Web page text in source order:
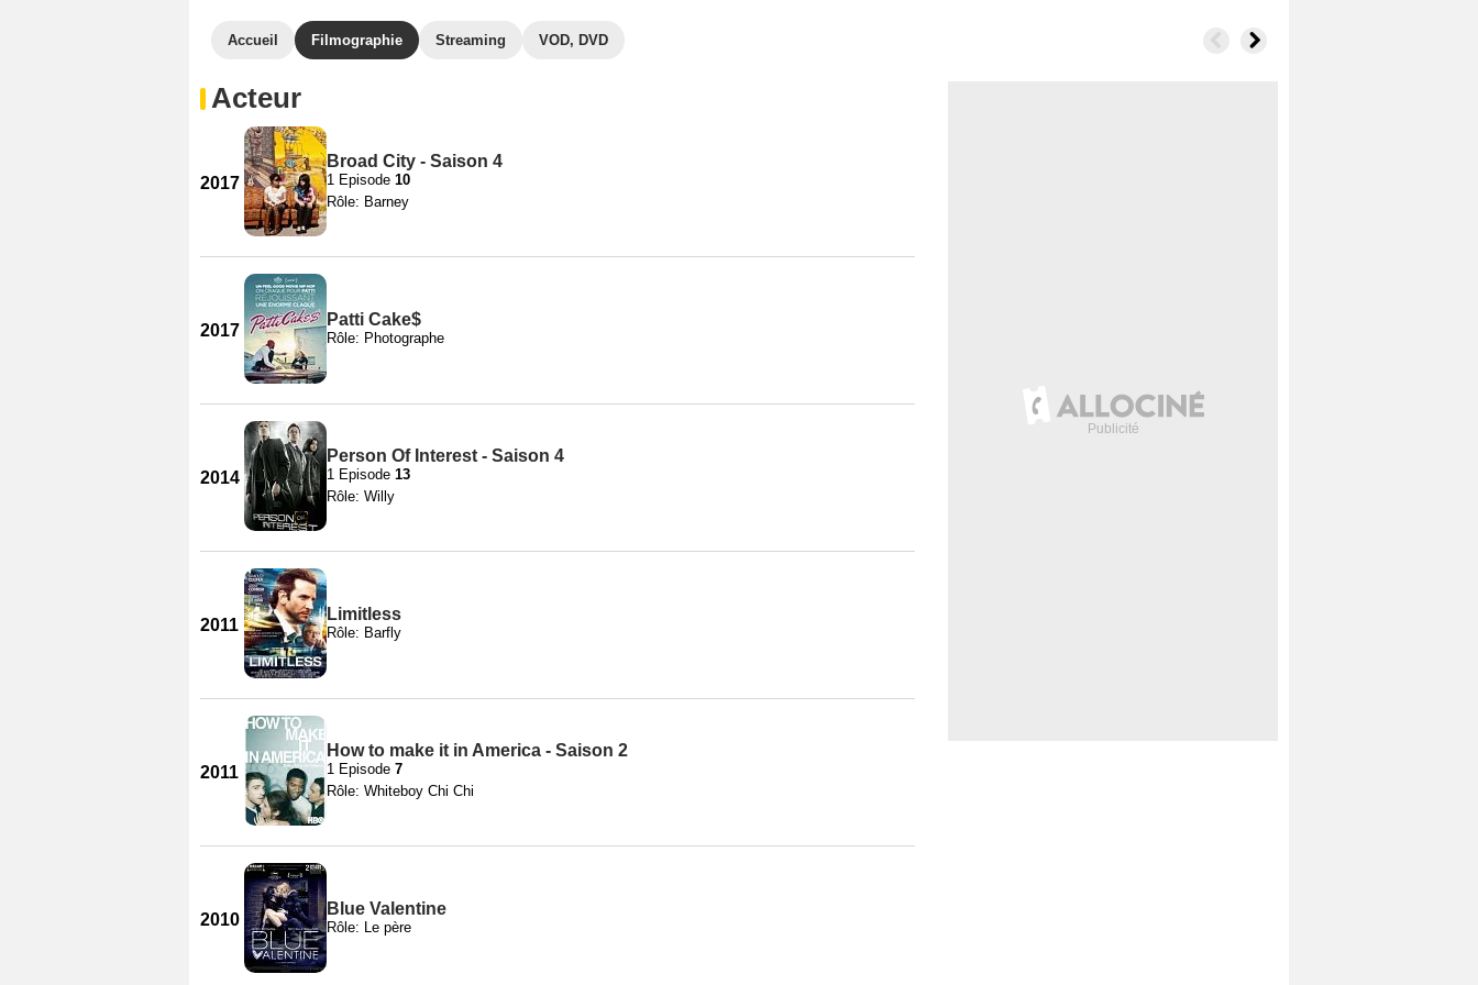
Accueil Filmographie Streaming VOD, DVD
Acteur
2017
Broad City - Saison 4
1 Episode 10
Rôle: Barney
2017
Patti Cake$
Rôle: Photographe
2014
Person Of Interest - Saison 4
1 Episode 13
Rôle: Willy
2011
Limitless
Rôle: Barfly
2011
How to make it in America - Saison 2
1 Episode 7
Rôle: Whiteboy Chi Chi
2010
Blue Valentine
Rôle: Le père